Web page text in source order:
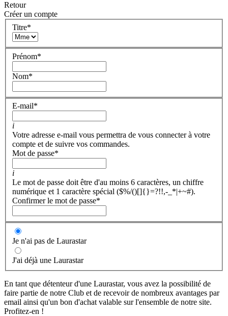
Retour
Créer un compte
Titre*
Prénom*
Nom*
E-mail*
i
Votre adresse e-mail vous permettra de vous connecter à votre
compte et de suivre vos commandes.
Mot de passe*
i
Le mot de passe doit être d'au moins 6 caractères, un chiffre
numérique et 1 caractère spécial ($%/()[]{}=?!!,-_*|+~#).
Confirmer le mot de passe*
Je n'ai pas de Laurastar
J'ai déjà une Laurastar
En tant que détenteur d'une Laurastar, vous avez la possibilité de
faire partie de notre Club et de recevoir de nombreux avantages par
email ainsi qu'un bon d'achat valable sur l'ensemble de notre site.
Profitez-en !